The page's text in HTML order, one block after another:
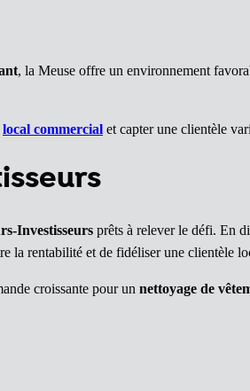
, la Meuse offre un environnement
local commercial et capter une clientèle
Investisseurs prêts à relever le défi. En
la rentabilité et de fidéliser une clientèle
croissante pour un nettoyage de